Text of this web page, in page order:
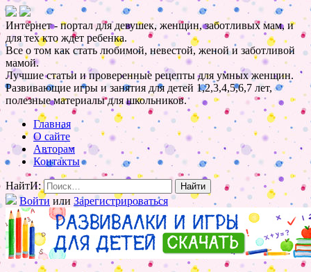
Интернет - портал для девушек, женщин, заботливых мам, и
для тех кто ждет ребенка.
Все о том как стать любимой, невестой, женой и заботливой
мамой.
Лучшие статьи и проверенные рецепты для умных женщин.
Развивающие игры и занятия для детей 1,2,3,4,5,6,7 лет,
полезные материалы для школьников.
Главная
О сайте
Авторам
Контакты
НайтИ:
Войти или Зарегистрироваться